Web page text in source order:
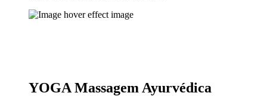
YOGA Massagem Ayurvédica